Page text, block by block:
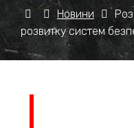
Новини
розвитку систем